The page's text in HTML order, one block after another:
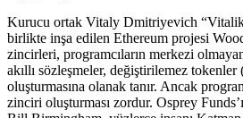
Kurucu ortak Vitaly Dmitriyevich
birlikte inşa edilen Ethereum projesi
zincirleri, programcıların merkezi
akıllı sözleşmeler, değiştirilemez tokenler
oluşturmasına olanak tanır. Ancak
zinciri oluşturması zordur. Osprey